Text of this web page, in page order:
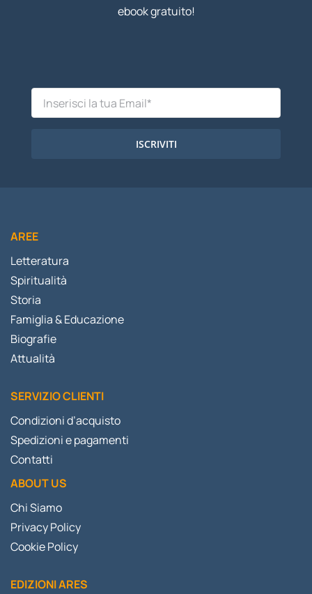
ebook gratuito!
ISCRIVITI
AREE
Letteratura
Spiritualità
Storia
Famiglia & Educazione
Biografie
Attualità
SERVIZIO CLIENTI
Condizioni d’acquisto
Spedizioni e pagamenti
Contatti
ABOUT US
Chi Siamo
Privacy Policy
Cookie Policy
EDIZIONI ARES